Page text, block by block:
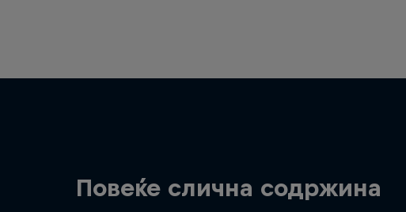
Повеќе слична содржина